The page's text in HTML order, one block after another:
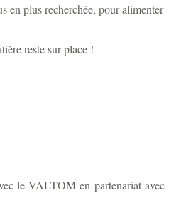
en plus recherchée, pour alimenter
reste sur place !
le VALTOM en partenariat avec